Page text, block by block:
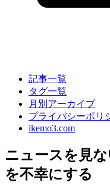
記事一覧
タグ一覧
月別アーカイブ
プライバシーポリ
ikemo3.com
ニュースを見
を不幸にする